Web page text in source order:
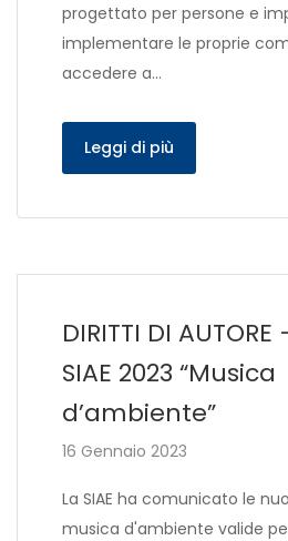
progettato per persone e
implementare le proprie
accedere a…
Leggi di più
DIRITTI DI AUTORE
SIAE 2023 “Musica
d’ambiente”
16 Gennaio 2023
La SIAE ha comunicato le
musica d'ambiente valide